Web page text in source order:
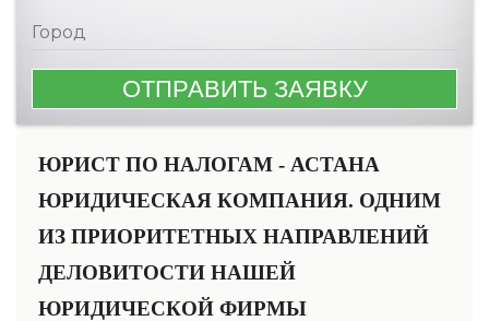
ЮРИСТ ПО НАЛОГАМ - АСТАНА
ЮРИДИЧЕСКАЯ КОМПАНИЯ. ОДНИМ
ИЗ ПРИОРИТЕТНЫХ НАПРАВЛЕНИЙ
ДЕЛОВИТОСТИ НАШЕЙ
ЮРИДИЧЕСКОЙ ФИРМЫ